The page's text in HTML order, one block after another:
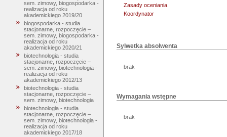
sem. zimowy, biogospodarka -
realizacja od roku
akademickiego 2019/20
biogospodarka - studia
stacjonarne, rozpoczęcie –
sem. zimowy, biogospodarka -
realizacja od roku
akademickiego 2020/21
biotechnologia - studia
stacjonarne, rozpoczęcie –
sem. zimowy, biotechnologia -
realizacja od roku
akademickiego 2012/13
biotechnologia - studia
stacjonarne, rozpoczęcie –
sem. zimowy, biotechnologia
biotechnologia - studia
stacjonarne, rozpoczęcie –
sem. zimowy, biotechnologia -
realizacja od roku
akademickiego 2017/18
Zasady oceniania
Koordynator
Sylwetka absolwenta
brak
Wymagania wstępne
brak